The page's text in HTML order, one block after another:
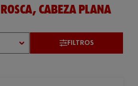
CABEZA PLANA
FILTROS